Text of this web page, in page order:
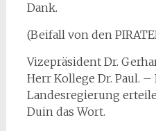
Dank.
(Beifall von den
Vizepräsident Dr.
Herr Kollege Dr. Paul. –
Landesregierung
Duin das Wort.